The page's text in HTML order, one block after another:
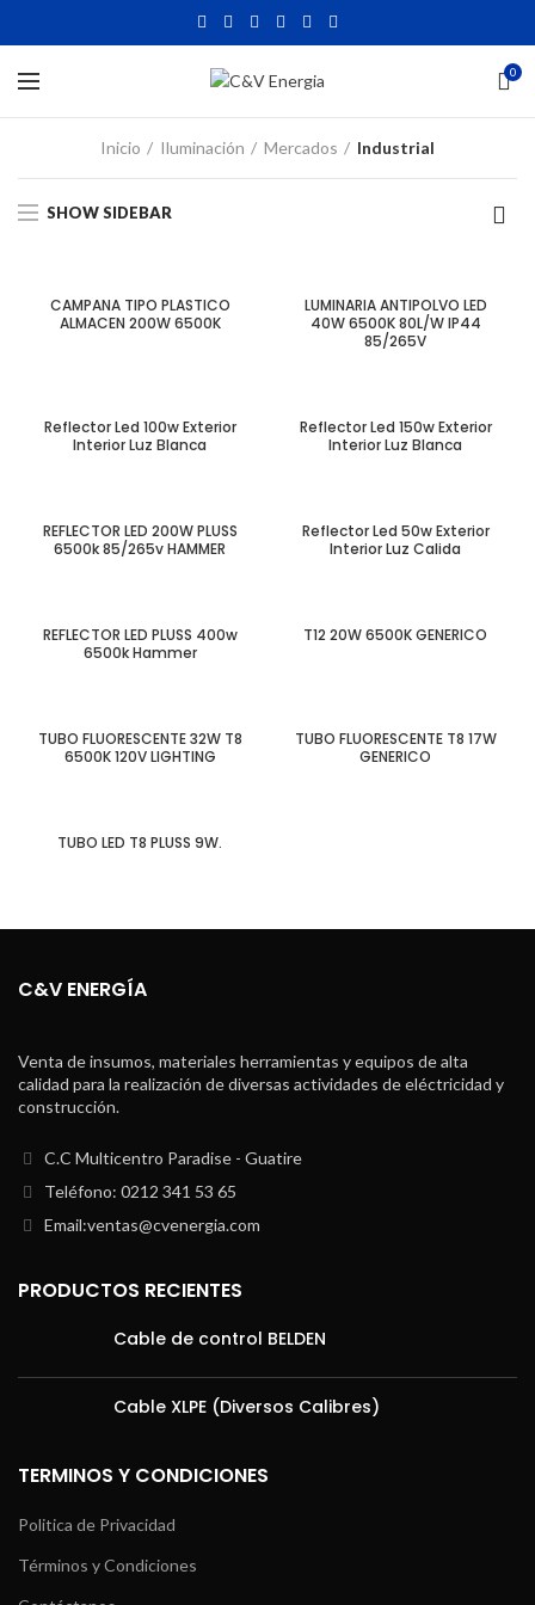
0
Inicio Iluminación Mercados Industrial
SHOW SIDEBAR
CAMPANA TIPO PLASTICO
ALMACEN 200W 6500K
LUMINARIA ANTIPOLVO LED
40W 6500K 80L/W IP44
85/265V
Reflector Led 100w Exterior
Interior Luz Blanca
Reflector Led 150w Exterior
Interior Luz Blanca
REFLECTOR LED 200W PLUSS
6500k 85/265v HAMMER
Reflector Led 50w Exterior
Interior Luz Calida
REFLECTOR LED PLUSS 400w
6500k Hammer
T12 20W 6500K GENERICO
TUBO FLUORESCENTE 32W T8
6500K 120V LIGHTING
TUBO FLUORESCENTE T8 17W
GENERICO
TUBO LED T8 PLUSS 9W.
C&V ENERGÍA
Venta de insumos, materiales herramientas y equipos de alta
calidad para la realización de diversas actividades de eléctricidad y
construcción.
C.C Multicentro Paradise - Guatire
Teléfono: 0212 341 53 65
Email:ventas@cvenergia.com
PRODUCTOS RECIENTES
Cable de control BELDEN
Cable XLPE (Diversos Calibres)
TERMINOS Y CONDICIONES
Politica de Privacidad
Términos y Condiciones